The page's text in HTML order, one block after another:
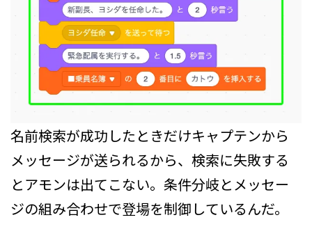
名前検索が成功したときだけキャプテンから
メッセージが送られるから、検索に失敗する
とアモンは出てこない。条件分岐とメッセー
ジの組み合わせで登場を制御しているんだ。